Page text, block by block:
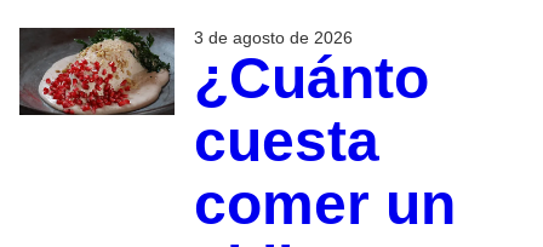
3 de agosto de 2026
¿Cuánto
cuesta
comer un